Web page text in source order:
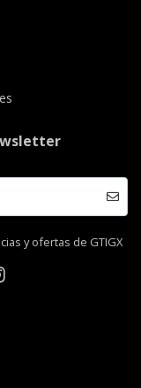
y ofertas de GTIGX